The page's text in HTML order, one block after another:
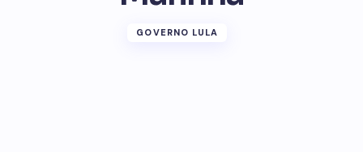
GOVERNO LULA